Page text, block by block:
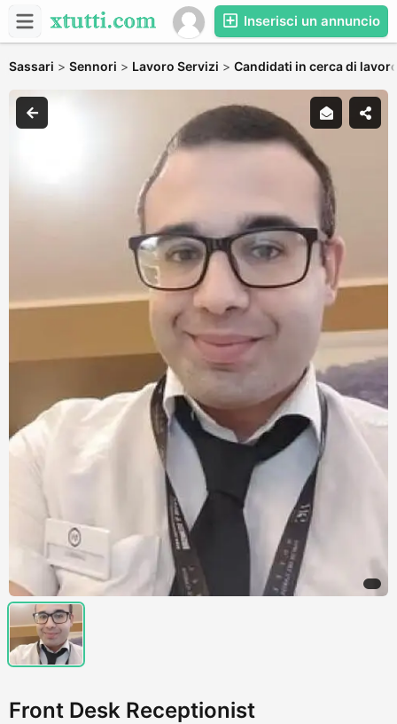
Inserisci un annuncio
Sassari > Sennori > Lavoro Servizi > Candidati in cerca di
Front Desk Receptionist